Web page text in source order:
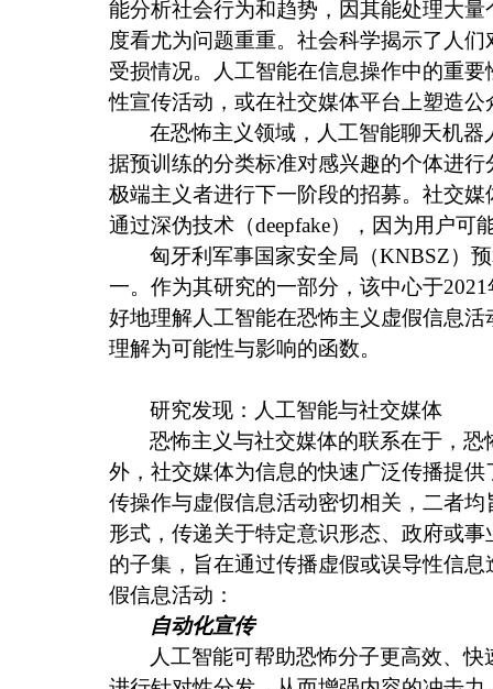
能分析社会行为和趋势，因其能处理大
度看尤为问题重重。社会科学揭示了人
受损情况。人工智能在信息操作中的重
性宣传活动，或在社交媒体平台上塑造公
在恐怖主义领域，人工智能聊天机
据预训练的分类标准对感兴趣的个体进
极端主义者进行下一阶段的招募。社交
通过深伪技术（deepfake），因为用户可
匈牙利军事国家安全局（KNBSZ）
一。作为其研究的一部分，该中心于2021
好地理解人工智能在恐怖主义虚假信息
理解为可能性与影响的函数。
研究发现：人工智能与社交媒体
恐怖主义与社交媒体的联系在于，
外，社交媒体为信息的快速广泛传播提
传操作与虚假信息活动密切相关，二者
形式，传递关于特定意识形态、政府或
的子集，旨在通过传播虚假或误导性信
假信息活动：
自动化宣传
人工智能可帮助恐怖分子更高效、